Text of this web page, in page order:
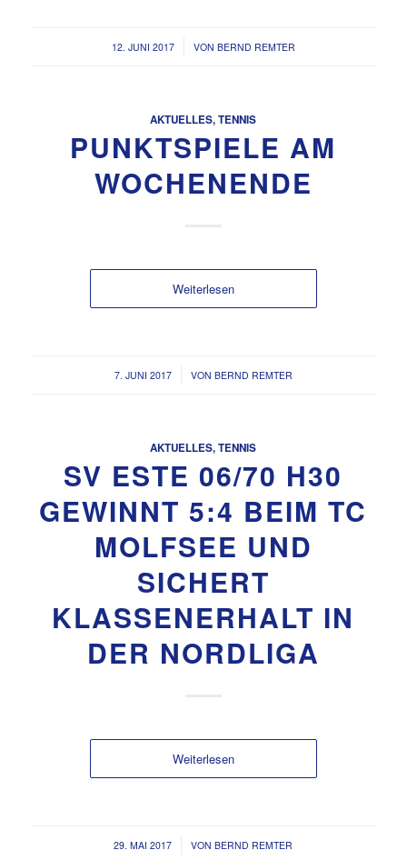
12. JUNI 2017
/ VON BERND REMTER
AKTUELLES,TENNIS
PUNKTSPIELE AM
WOCHENENDE
Weiterlesen
7. JUNI 2017
/ VON BERND REMTER
AKTUELLES,TENNIS
SV ESTE 06/70 H30
GEWINNT 5:4 BEIM TC
MOLFSEE UND
SICHERT
KLASSENERHALT IN
DER NORDLIGA
Weiterlesen
29. MAI 2017
/ VONBERND REMTER